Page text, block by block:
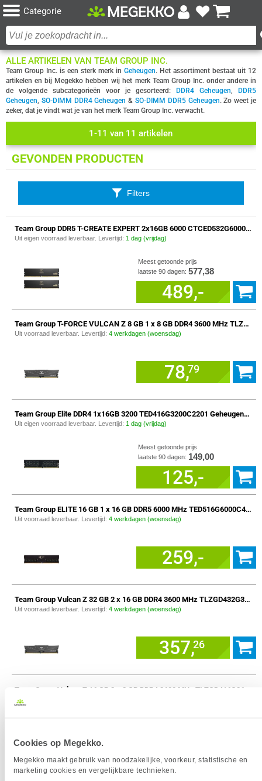
Cookies op Megekko.
Megekko maakt gebruik van noodzakelijke, voorkeur, statistische en
marketing cookies en vergelijkbare technieken.
Categorie
ALLE ARTIKELEN VAN TEAM GROUP INC.
Team Group Inc. is een sterk merk in Geheugen. Het assortiment bestaat uit 12
artikelen en bij Megekko hebben wij het merk Team Group Inc. onder andere in
de volgende subcategorieën voor je gesorteerd:
DDR4 Geheugen,
DDR5
Geheugen, SO-DIMM DDR4 Geheugen &SO-DIMM DDR5 Geheugen. Zo weet je
zeker, dat je vindt wat je van het merk Team Group Inc. verwacht.
1-11 van 11 artikelen
GEVONDEN PRODUCTEN
Filters
Team Group DDR5 T-CREATE EXPERT 2x16GB 6000 CTCED532G6000HC38ADC01 geheugenmodule
Uit eigen voorraad leverbaar. Levertijd: 1 dag (vrijdag)
Meest getoonde prijs
laatste 90 dagen: 577,38
489,-
Team Group T-FORCE VULCAN Z 8 GB 1 x 8 GB DDR4 3600 MHz TLZGD48G3600HC18J01 Geheugenmodule
Uit voorraad leverbaar. Levertijd: 4 werkdagen (woensdag)
78,79
Team Group Elite DDR4 1x16GB 3200 TED416G3200C2201 Geheugenmodule
Uit eigen voorraad leverbaar. Levertijd: 1 dag (vrijdag)
Meest getoonde prijs
laatste 90 dagen: 149,00
125,-
Team Group ELITE 16 GB 1 x 16 GB DDR5 6000 MHz TED516G6000C4801 geheugenmodule
Uit voorraad leverbaar. Levertijd: 4 werkdagen (woensdag)
259,-
Team Group Vulcan Z 32 GB 2 x 16 GB DDR4 3600 MHz TLZGD432G3600HC18JDC01 Geheugenmodule
Uit voorraad leverbaar. Levertijd: 4 werkdagen (woensdag)
357,26
Uit voorraad leverbaar. Levertijd: